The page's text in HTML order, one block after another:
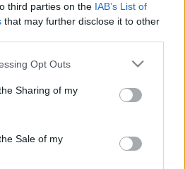
third parties on the IAB’s List of
that may further disclose it to other
app uses one or more Google
usage behaviour. You may click to
and its third-party tags to
purposes in below Google
Opt Outs
Sharing of my
Sale of my
egy bejegyzést magamról.
Ti, akik arra szánjátok az
elolvassátok a posztokat,
egy tisztességes
mi lenne jobb alkalom,
500-an (hurrráááá!!!)…